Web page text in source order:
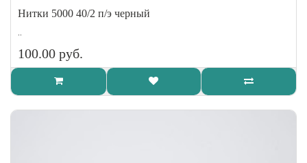
Нитки 5000 40/2 п/э черный
..
100.00 руб.